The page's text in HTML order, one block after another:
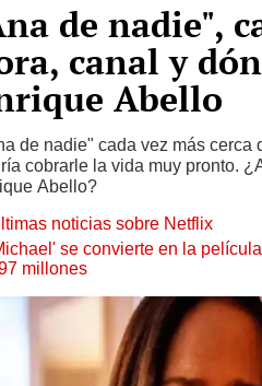
de nadie",
canal y
Abello
de nadie" cada vez más
cobrarle la vida muy pronto.
Abello?
noticias sobre Netflix
se convierte en la
millones